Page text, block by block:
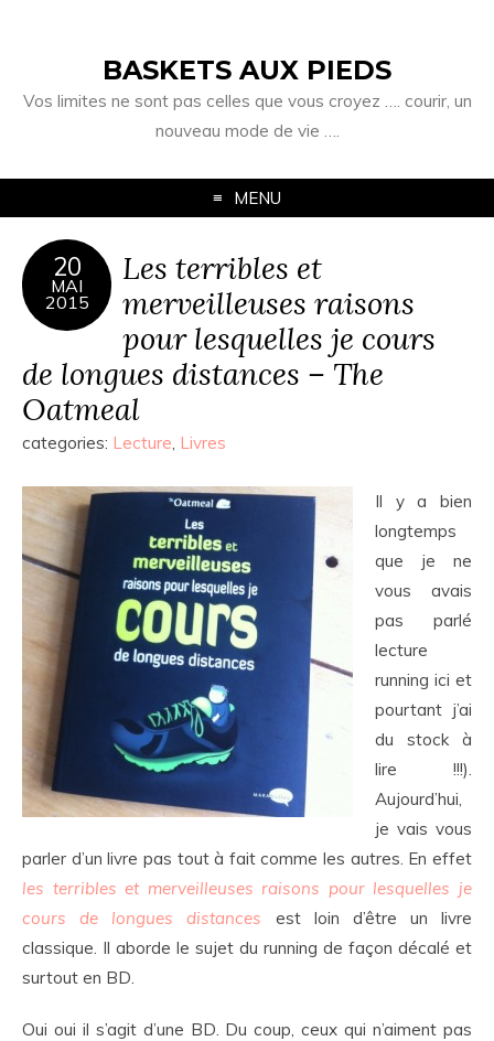
BASKETS AUX PIEDS
Vos limites ne sont pas celles que vous croyez …. courir, un
nouveau mode de vie ….
MENU
20
MAI
2015
Les terribles et
merveilleuses raisons
pour lesquelles je cours
de longues distances – The
Oatmeal
categories: Lecture, Livres
Il y a bien
longtemps
que je ne
vous avais
pas parlé
lecture
running ici et
pourtant j’ai
du stock à
lire !!!).
Aujourd’hui,
je vais vous
parler d’un livre pas tout à fait comme les autres. En effet
les terribles et merveilleuses raisons pour lesquelles je
cours de longues distances est loin d’être un livre
classique. Il aborde le sujet du running de façon décalé et
surtout en BD.
Oui oui il s’agit d’une BD. Du coup, ceux qui n’aiment pas